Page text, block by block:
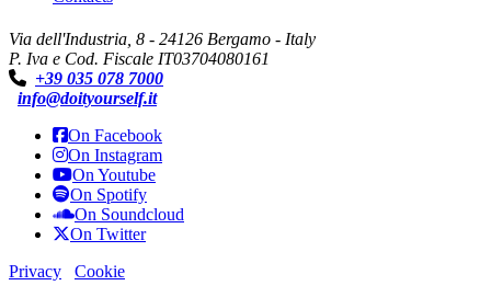
Via dell'Industria, 8 - 24126 Bergamo - Italy
P. Iva e Cod. Fiscale IT03704080161
+39 035 078 7000
info@doityourself.it
On Facebook
On Instagram
On Youtube
On Spotify
On Soundcloud
On Twitter
Privacy
Cookie